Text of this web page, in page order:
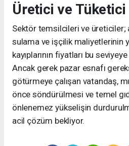
Üretici ve Tüketici
Sektör temsilcileri ve üreticiler;
sulama ve işçilik maliyetlerinin
kayıplarının fiyatları bu seviyeye
Ancak gerek pazar esnafı
götürmeye çalışan vatandaş,
önce söndürülmesi ve temel
önlenemez yükselişin
acil çözüm bekliyor.